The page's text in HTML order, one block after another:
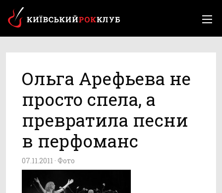
Ольга Арефьева не
просто спела, а
превратила песни
в перфоманс
07.11.2011 · Фото